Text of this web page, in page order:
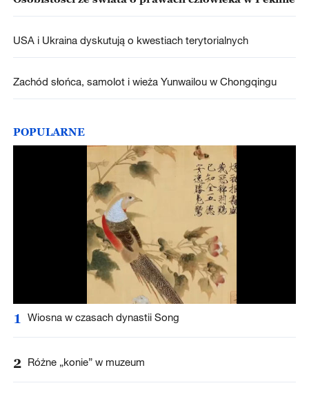
USA i Ukraina dyskutują o kwestiach terytorialnych
Zachód słońca, samolot i wieża Yunwailou w Chongqingu
POPULARNE
1 Wiosna w czasach dynastii Song
2 Różne „konie” w muzeum